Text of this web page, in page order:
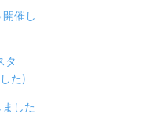
催し
タ
た)
した